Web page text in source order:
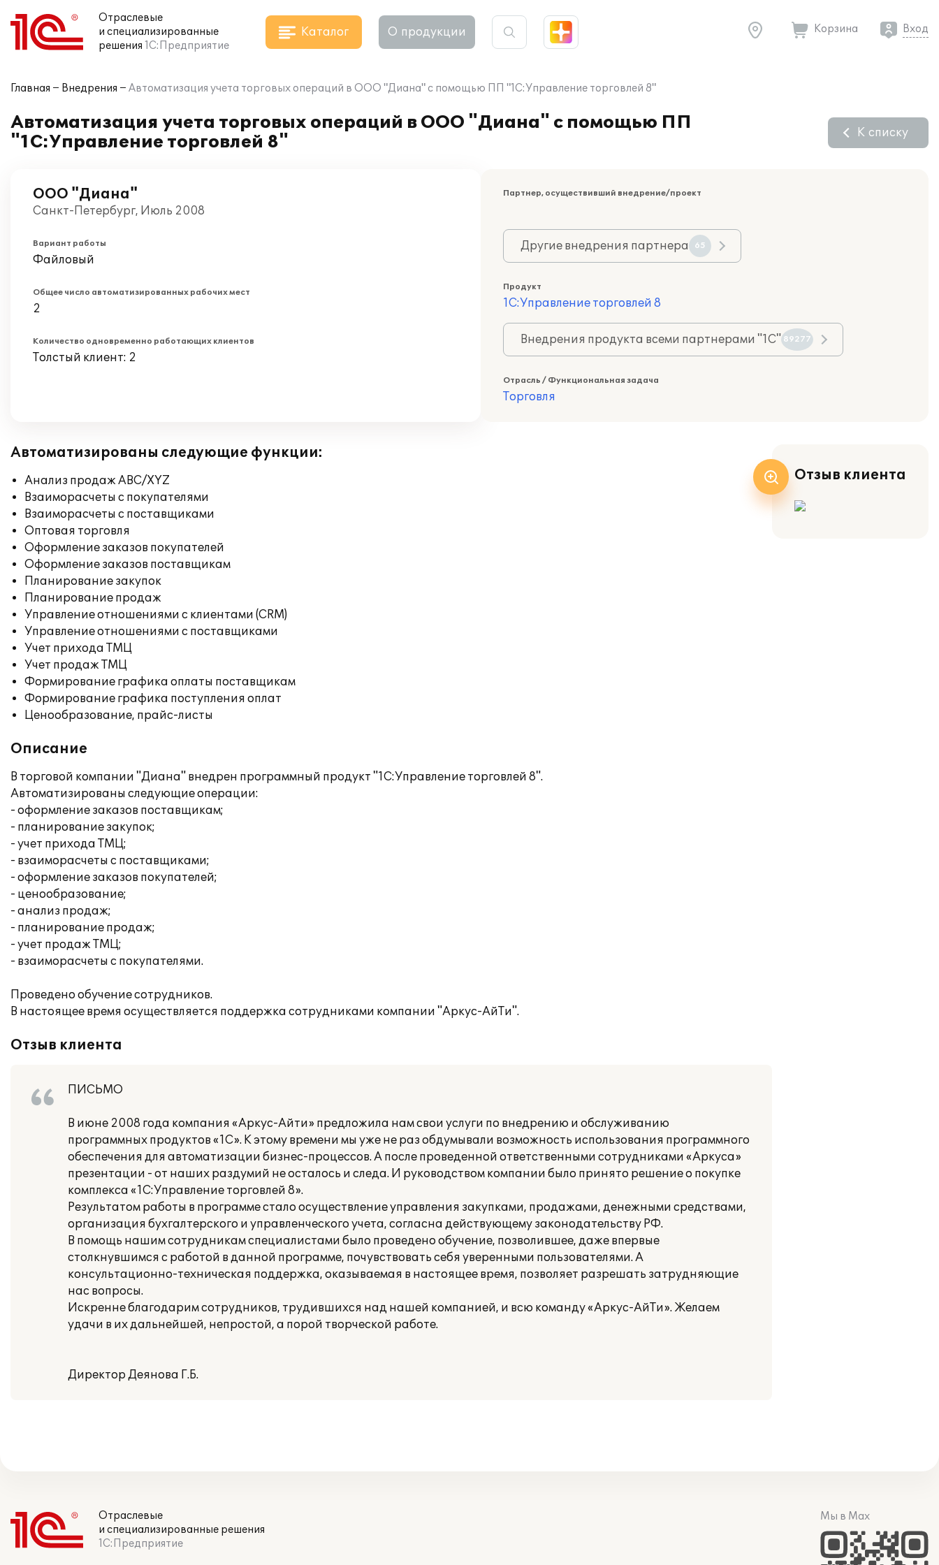
Отраслевые
и специализированные
решения 1С:Предприятие
Каталог О продукции Корзина Вход
Главная Внедрения Автоматизация учета торговых операций в ООО "Диана" с помощью ПП "1С:Управление торговлей 8"
Автоматизация учета торговых операций в ООО "Диана" с помощью ПП
"1С:Управление торговлей 8"
К списку
ООО "Диана"
Санкт-Петербург, Июль 2008
Вариант работы
Файловый
Общее число автоматизированных рабочих мест
2
Количество одновременно работающих клиентов
Толстый клиент: 2
Партнер, осуществивший внедрение/проект
Другие внедрения партнера 65
Продукт
1С:Управление торговлей 8
Внедрения продукта всеми партнерами "1С" 89277
Отрасль / Функциональная задача
Торговля
Автоматизированы следующие функции:
Анализ продаж ABC/XYZ
Взаиморасчеты с покупателями
Взаиморасчеты с поставщиками
Оптовая торговля
Оформление заказов покупателей
Оформление заказов поставщикам
Планирование закупок
Планирование продаж
Управление отношениями с клиентами (CRM)
Управление отношениями с поставщиками
Учет прихода ТМЦ
Учет продаж ТМЦ
Формирование графика оплаты поставщикам
Формирование графика поступления оплат
Ценообразование, прайс-листы
Описание
В торговой компании "Диана" внедрен программный продукт "1С:Управление торговлей 8".
Автоматизированы следующие операции:
- оформление заказов поставщикам;
- планирование закупок;
- учет прихода ТМЦ;
- взаиморасчеты с поставщиками;
- оформление заказов покупателей;
- ценообразование;
- анализ продаж;
- планирование продаж;
- учет продаж ТМЦ;
- взаиморасчеты с покупателями.
Проведено обучение сотрудников.
В настоящее время осуществляется поддержка сотрудниками компании "Аркус-АйТи".
Отзыв клиента
ПИСЬМО
В июне 2008 года компания «Аркус-Айти» предложила нам свои услуги по внедрению и обслуживанию
программных продуктов «1С». К этому времени мы уже не раз обдумывали возможность использования программного
обеспечения для автоматизации бизнес-процессов. А после проведенной ответственными сотрудниками «Аркуса»
презентации - от наших раздумий не осталось и следа. И руководством компании было принято решение о покупке
комплекса «1С:Управление торговлей 8».
Результатом работы в программе стало осуществление управления закупками, продажами, денежными средствами,
организация бухгалтерского и управленческого учета, согласна действующему законодательству РФ.
В помощь нашим сотрудникам специалистами было проведено обучение, позволившее, даже впервые
столкнувшимся с работой в данной программе, почувствовать себя уверенными пользователями. А
консультационно-техническая поддержка, оказываемая в настоящее время, позволяет разрешать затрудняющие
нас вопросы.
Искренне благодарим сотрудников, трудившихся над нашей компанией, и всю команду «Аркус-АйТи». Желаем
удачи в их дальнейшей, непростой, а порой творческой работе.
Директор Деянова Г.Б.
Отзыв клиента
Отраслевые
и специализированные решения
1С:Предприятие
Мы в Max